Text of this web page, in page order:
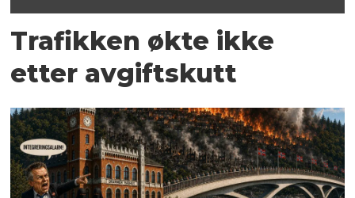
Trafikken økte ikke
etter avgiftskutt